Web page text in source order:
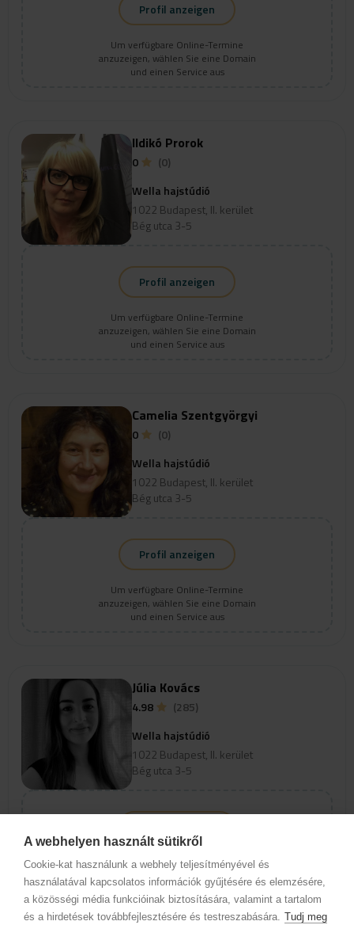
A webhelyen használt sütikről
Cookie-kat használunk a webhely teljesítményével és
használatával kapcsolatos információk gyűjtésére és elemzésére,
a közösségi média funkcióinak biztosítására, valamint a tartalom
és a hirdetések továbbfejlesztésére és testreszabására. Tudj meg
Profil anzeigen
Um verfügbare Online-Termine
anzuzeigen, wählen Sie eine Domain
und einen Service aus
Profil anzeigen
Um verfügbare Online-Termine
anzuzeigen, wählen Sie eine Domain
und einen Service aus
Ildikó Prorok
0
(0)
Wella hajstúdió
1022 Budapest, II. kerület
Bég utca 3-5
Profil anzeigen
Um verfügbare Online-Termine
anzuzeigen, wählen Sie eine Domain
und einen Service aus
Camelia Szentgyörgyi
0
(0)
Wella hajstúdió
1022 Budapest, II. kerület
Bég utca 3-5
Um verfügbare Online-Termine
anzuzeigen, wählen Sie eine Domain
und einen Service aus
Júlia Kovács
4.98
(285)
Wella hajstúdió
1022 Budapest, II. kerület
Bég utca 3-5